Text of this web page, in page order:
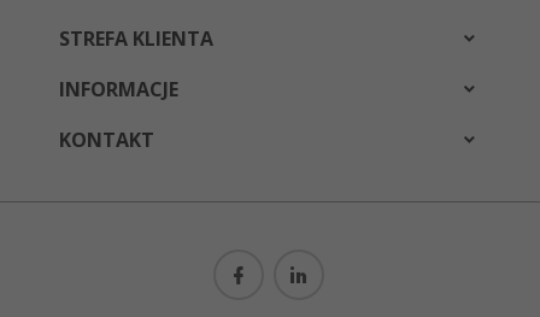
STREFA KLIENTA
INFORMACJE
KONTAKT